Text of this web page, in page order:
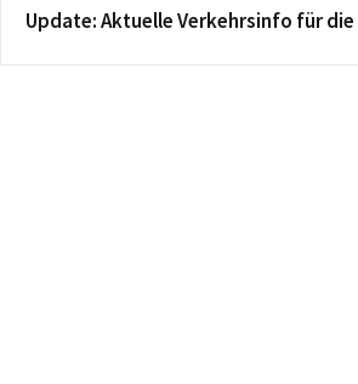
Update: Aktuelle Verkehrsinfo für die